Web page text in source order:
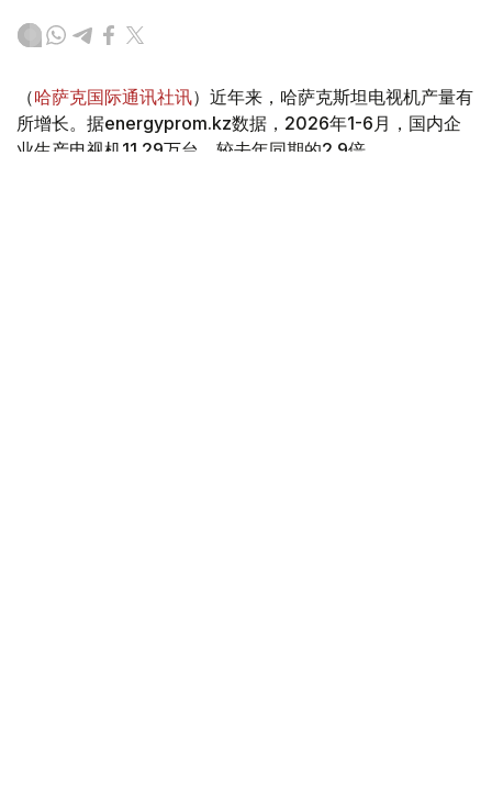
（哈萨克国际通讯社讯）近年来，哈萨克斯坦电视机产量有
所增长。据energyprom.kz数据，2026年1-6月，国内企
业生产电视机11.29万台，较去年同期的2.9倍。